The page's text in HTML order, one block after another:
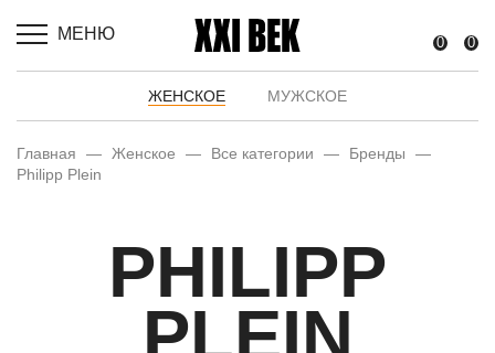
МЕНЮ 0 0
ЖЕНСКОЕ МУЖСКОЕ
Главная — Женское — Все категории — Бренды
—
Philipp Plein
PHILIPP
PLEIN